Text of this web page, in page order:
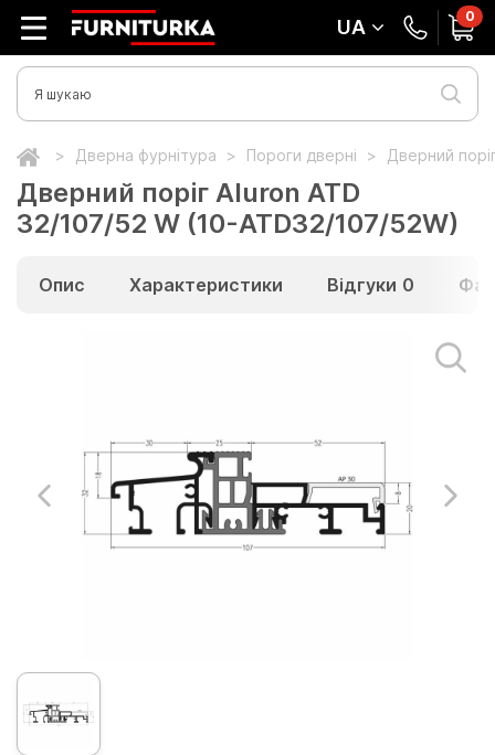
UA 0
Дверна фурнітура Пороги дверні Дверний
Дверний поріг Aluron ATD
32/107/52 W (10-ATD32/107/52W)
Опис Характеристики Відгуки 0